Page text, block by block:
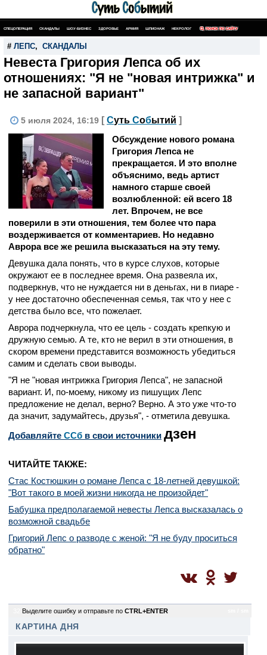
СПЕЦОПЕРАЦИЯ СКАНДАЛЫ ШОУ-БИЗНЕС ЗДОРОВЬЕ АРМИЯ ШПИОНАЖ НЕКРОЛОГ ПОИСК ПО САЙТУ
# ЛЕПС, СКАНДАЛЫ
Невеста Григория Лепса об их
отношениях: "Я не "новая интрижка" и
не запасной вариант"
5 июля 2024, 16:19 [ Суть Событий ]
Обсуждение нового романа
Григория Лепса не
прекращается. И это вполне
объяснимо, ведь артист
намного старше своей
возлюбленной: ей всего 18
лет. Впрочем, не все
поверили в эти отношения, тем более что пара
воздерживается от комментариев. Но недавно
Аврора все же решила высказаться на эту тему.
Девушка дала понять, что в курсе слухов, которые
окружают ее в последнее время. Она развеяла их,
подверкнув, что не нуждается ни в деньгах, ни в пиаре -
у нее достаточно обеспеченная семья, так что у нее с
детства было все, что пожелает.
Аврора подчеркнула, что ее цель - создать крепкую и
дружную семью. А те, кто не верил в эти отношения, в
скором времени представится возможность убедиться
самим и сделать свои выводы.
"Я не "новая интрижка Григория Лепса", не запасной
вариант. И, по-моему, никому из пишущих Лепс
предложение не делал, верно? Верно. А это уже что-то
да значит, задумайтесь, друзья", - отметила девушка.
Добавляйте CСб в свои источники дзен
ЧИТАЙТЕ ТАКЖЕ:
Стас Костюшкин о романе Лепса с 18-летней девушкой:
"Вот такого в моей жизни никогда не произойдет"
Бабушка предполагаемой невесты Лепса высказалась о
возможной свадьбе
Григорий Лепс о разводе с женой: "Я не буду проситься
обратно"
Выделите ошибку и отправьте по CTRL+ENTER
КАРТИНА ДНЯ